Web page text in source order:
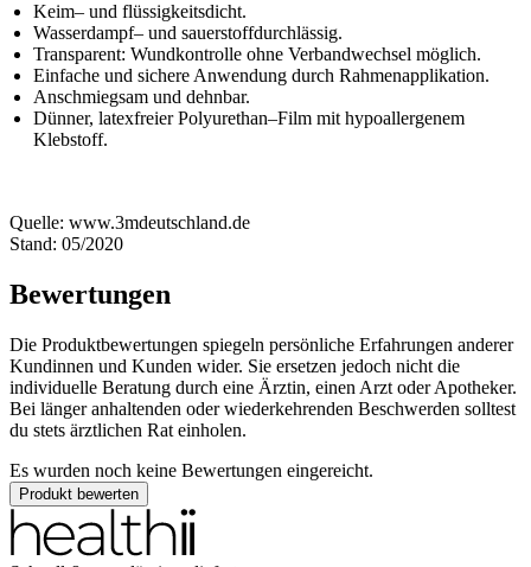
Keim– und flüssigkeitsdicht.
Wasserdampf– und sauerstoffdurchlässig.
Transparent: Wundkontrolle ohne Verbandwechsel möglich.
Einfache und sichere Anwendung durch Rahmenapplikation.
Anschmiegsam und dehnbar.
Dünner, latexfreier Polyurethan–Film mit hypoallergenem
Klebstoff.
Quelle: www.3mdeutschland.de
Stand: 05/2020
Bewertungen
Die Produktbewertungen spiegeln persönliche Erfahrungen anderer
Kundinnen und Kunden wider. Sie ersetzen jedoch nicht die
individuelle Beratung durch eine Ärztin, einen Arzt oder Apotheker.
Bei länger anhaltenden oder wiederkehrenden Beschwerden solltest
du stets ärztlichen Rat einholen.
Es wurden noch keine Bewertungen eingereicht.
Produkt bewerten